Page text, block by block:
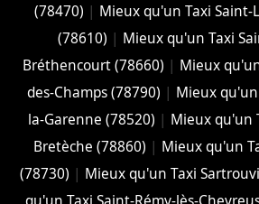
(78470) | Mieux qu'un Taxi Saint-
(78610) | Mieux qu'un Taxi
Bréthencourt (78660) | Mieux
des-Champs (78790) | Mieux
la-Garenne (78520) | Mieux qu'un
Bretèche (78860) | Mieux qu'un
(78730) | Mieux qu'un Taxi